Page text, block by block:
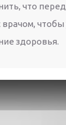
что
чтобы
здоровья.